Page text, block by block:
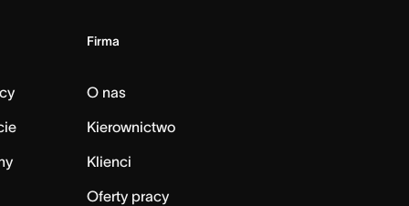
Firma
O nas
Kierownictwo
Klienci
Oferty pracy